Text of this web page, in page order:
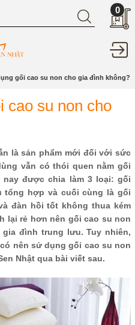
0
gối cao su non cho gia đình không?
cao su non cho
là sản phẩm mới đối với sức
vẫn có thói quen nằm gối
được chia làm 3 loại: gối
tổng hợp và cuối cùng là gối
đàn hồi tốt không thua kém
lại rẻ hơn nên gối cao su non
đình trung lưu. Tuy nhiên,
nên sử dụng gối cao su non
Nhật qua bài viết sau.